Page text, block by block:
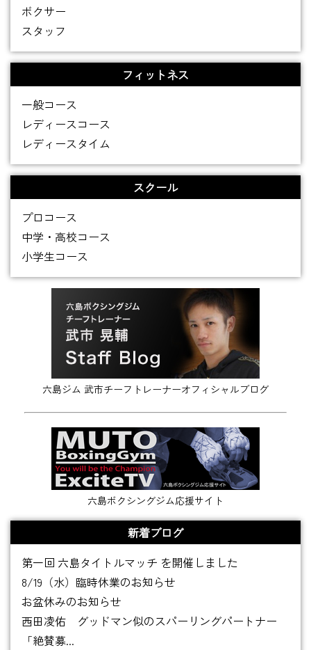
ボクサー
スタッフ
フィットネス
一般コース
レディースコース
レディースタイム
スクール
プロコース
中学・高校コース
小学生コース
六島ジム 武市チーフトレーナーオフィシャルブログ
六島ボクシングジム応援サイト
新着ブログ
第一回 六島タイトルマッチ を開催しました
8/19（水）臨時休業のお知らせ
お盆休みのお知らせ
西田凌佑 グッドマン似のスパーリングパートナー
「絶賛募...